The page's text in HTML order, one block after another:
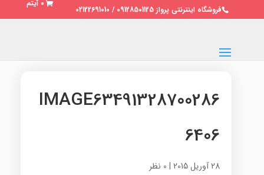
فروشگاه اینترنتی پرواز 09128501125 / 02122691010
0 آیتم
IMAGE63491328700286
6406
28 آوریل 2015 | 0 نظر